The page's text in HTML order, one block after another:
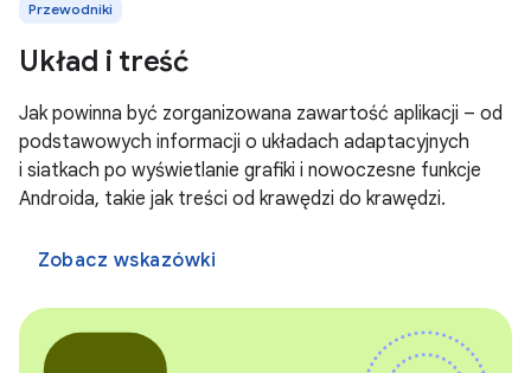
Przewodniki
Układ i treść
Jak powinna być zorganizowana zawartość aplikacji – od
podstawowych informacji o układach adaptacyjnych
i siatkach po wyświetlanie grafiki i nowoczesne funkcje
Androida, takie jak treści od krawędzi do krawędzi.
Zobacz wskazówki